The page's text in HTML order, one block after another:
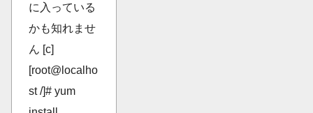
に入っている
かも知れませ
ん [c]
[root@localho
st /]# yum